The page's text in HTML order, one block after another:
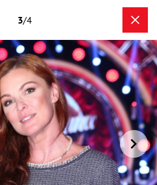
3/4